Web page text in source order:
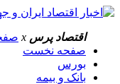
اقتصاد پرس x
صفحه نخست
بورس
بانک و بیمه